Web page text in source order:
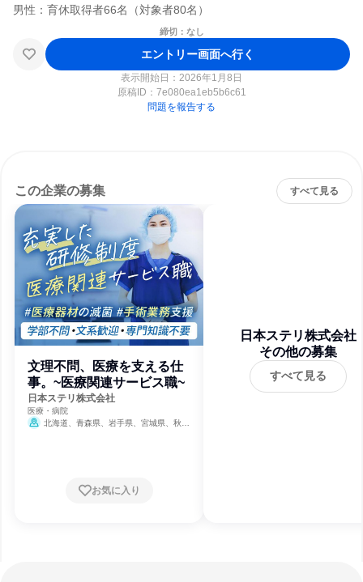
締切：なし
エントリー画面へ行く
表示開始日：2026年1月8日
原稿ID： 7e080ea1eb5b6c61
問題を報告する
この企業の募集 すべて見る
文理不問、医療を支える仕
事。~医療関連サービス職~
日本ステリ株式会社
医療・病院
北海道、青森県、岩手県、宮城県、秋田
賀県、京都府、大阪府、兵庫県、奈良県、和
歌山県、鳥取県、島根県、岡山県、広島県、
お気に入り
日本ステリ株式会社
その他の募集
すべて見る